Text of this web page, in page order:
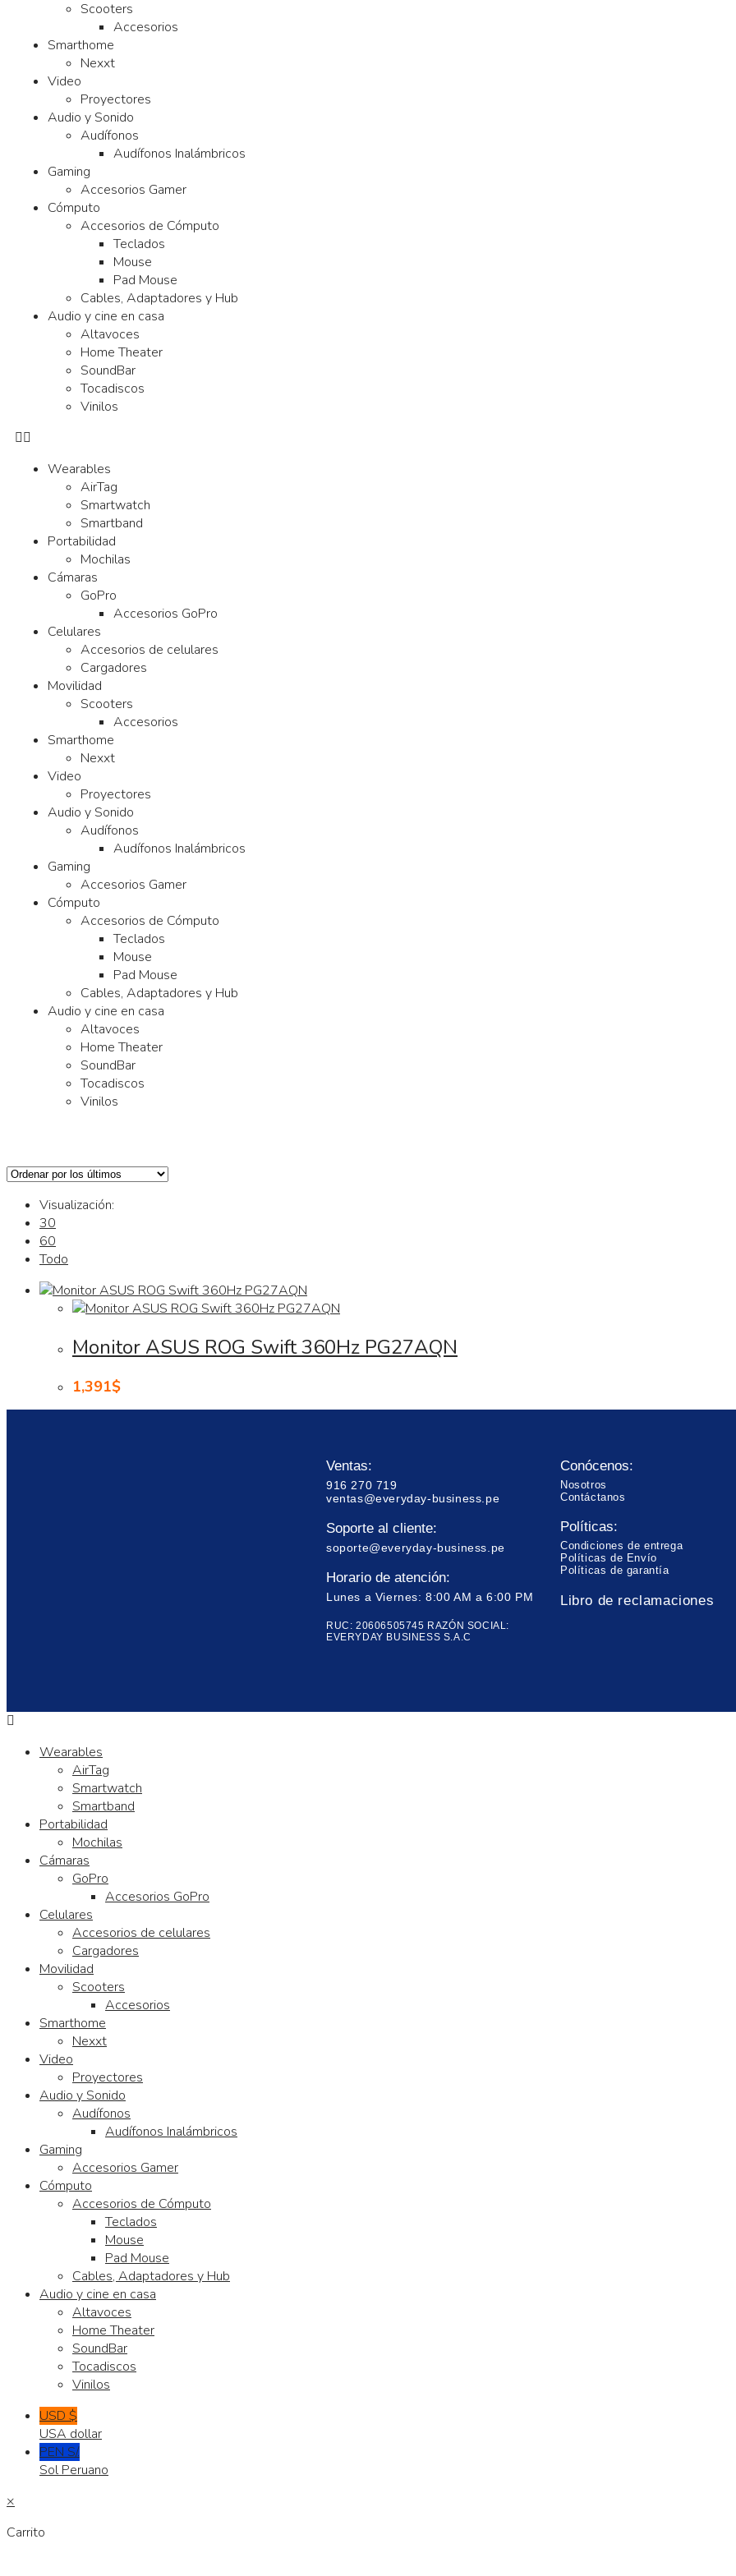
Scooters
Accesorios
Smarthome
Nexxt
Video
Proyectores
Audio y Sonido
Audífonos
Audífonos Inalámbricos
Gaming
Accesorios Gamer
Cómputo
Accesorios de Cómputo
Teclados
Mouse
Pad Mouse
Cables, Adaptadores y Hub
Audio y cine en casa
Altavoces
Home Theater
SoundBar
Tocadiscos
Vinilos
Wearables
AirTag
Smartwatch
Smartband
Portabilidad
Mochilas
Cámaras
GoPro
Accesorios GoPro
Celulares
Accesorios de celulares
Cargadores
Movilidad
Scooters
Accesorios
Smarthome
Nexxt
Video
Proyectores
Audio y Sonido
Audífonos
Audífonos Inalámbricos
Gaming
Accesorios Gamer
Cómputo
Accesorios de Cómputo
Teclados
Mouse
Pad Mouse
Cables, Adaptadores y Hub
Audio y cine en casa
Altavoces
Home Theater
SoundBar
Tocadiscos
Vinilos
Visualización:
30
60
Todo
Monitor ASUS ROG Swift 360Hz PG27AQN
1,391$
Ventas:
916 270 719
ventas@everyday-business.pe
Soporte al cliente:
soporte@everyday-business.pe
Horario de atención:
Lunes a Viernes: 8:00 AM a 6:00 PM
RUC: 20606505745 RAZÓN SOCIAL:
EVERYDAY BUSINESS S.A.C
Conócenos:
Nosotros
Contáctanos
Políticas:
Condiciones de entrega
Políticas de Envío
Políticas de garantía
Libro de reclamaciones
Wearables
AirTag
Smartwatch
Smartband
Portabilidad
Mochilas
Cámaras
GoPro
Accesorios GoPro
Celulares
Accesorios de celulares
Cargadores
Movilidad
Scooters
Accesorios
Smarthome
Nexxt
Video
Proyectores
Audio y Sonido
Audífonos
Audífonos Inalámbricos
Gaming
Accesorios Gamer
Cómputo
Accesorios de Cómputo
Teclados
Mouse
Pad Mouse
Cables, Adaptadores y Hub
Audio y cine en casa
Altavoces
Home Theater
SoundBar
Tocadiscos
Vinilos
USD $
USA dollar
PEN S/.
Sol Peruano
×
Carrito